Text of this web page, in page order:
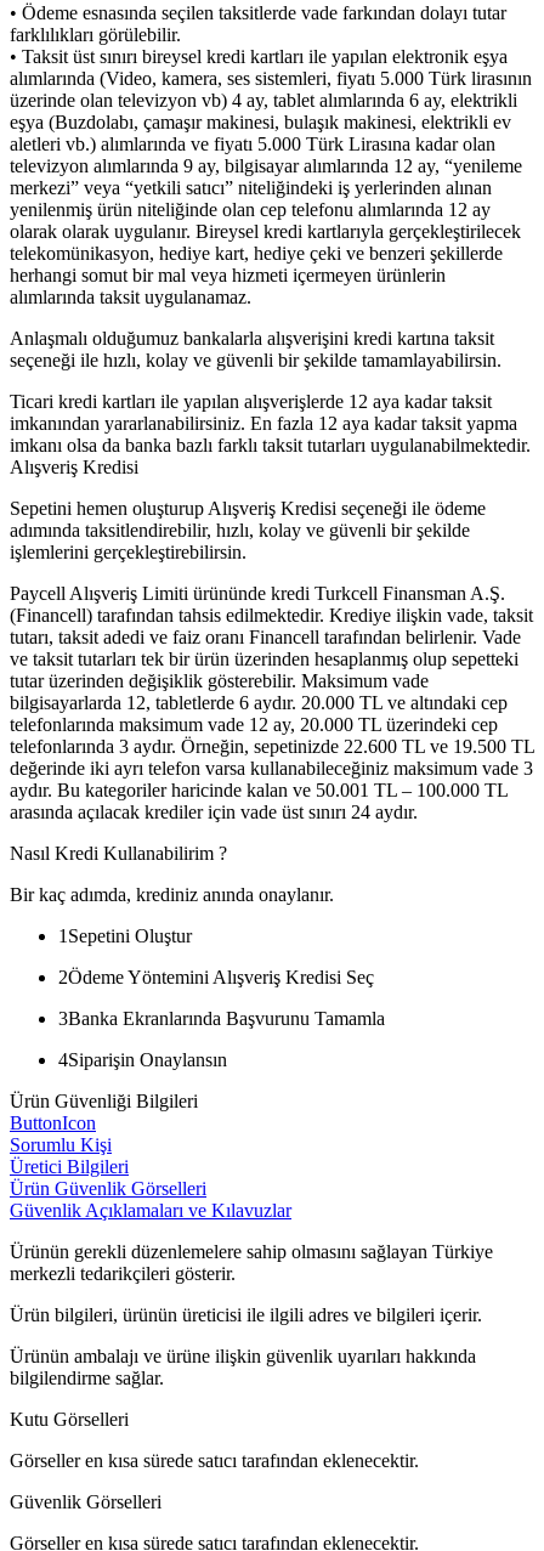
• Ödeme esnasında seçilen taksitlerde vade farkından dolayı tutar
farklılıkları görülebilir.
• Taksit üst sınırı bireysel kredi kartları ile yapılan elektronik eşya
alımlarında (Video, kamera, ses sistemleri, fiyatı 5.000 Türk lirasının
üzerinde olan televizyon vb) 4 ay, tablet alımlarında 6 ay, elektrikli
eşya (Buzdolabı, çamaşır makinesi, bulaşık makinesi, elektrikli ev
aletleri vb.) alımlarında ve fiyatı 5.000 Türk Lirasına kadar olan
televizyon alımlarında 9 ay, bilgisayar alımlarında 12 ay, “yenileme
merkezi” veya “yetkili satıcı” niteliğindeki iş yerlerinden alınan
yenilenmiş ürün niteliğinde olan cep telefonu alımlarında 12 ay
olarak olarak uygulanır. Bireysel kredi kartlarıyla gerçekleştirilecek
telekomünikasyon, hediye kart, hediye çeki ve benzeri şekillerde
herhangi somut bir mal veya hizmeti içermeyen ürünlerin
alımlarında taksit uygulanamaz.
Anlaşmalı olduğumuz bankalarla alışverişini kredi kartına taksit
seçeneği ile hızlı, kolay ve güvenli bir şekilde tamamlayabilirsin.
Ticari kredi kartları ile yapılan alışverişlerde 12 aya kadar taksit
imkanından yararlanabilirsiniz. En fazla 12 aya kadar taksit yapma
imkanı olsa da banka bazlı farklı taksit tutarları uygulanabilmektedir.
Alışveriş Kredisi
Sepetini hemen oluşturup Alışveriş Kredisi seçeneği ile ödeme
adımında taksitlendirebilir, hızlı, kolay ve güvenli bir şekilde
işlemlerini gerçekleştirebilirsin.
Paycell Alışveriş Limiti ürününde kredi Turkcell Finansman A.Ş.
(Financell) tarafından tahsis edilmektedir. Krediye ilişkin vade, taksit
tutarı, taksit adedi ve faiz oranı Financell tarafından belirlenir. Vade
ve taksit tutarları tek bir ürün üzerinden hesaplanmış olup sepetteki
tutar üzerinden değişiklik gösterebilir. Maksimum vade
bilgisayarlarda 12, tabletlerde 6 aydır. 20.000 TL ve altındaki cep
telefonlarında maksimum vade 12 ay, 20.000 TL üzerindeki cep
telefonlarında 3 aydır. Örneğin, sepetinizde 22.600 TL ve 19.500 TL
değerinde iki ayrı telefon varsa kullanabileceğiniz maksimum vade 3
aydır. Bu kategoriler haricinde kalan ve 50.001 TL – 100.000 TL
arasında açılacak krediler için vade üst sınırı 24 aydır.
Nasıl Kredi Kullanabilirim ?
Bir kaç adımda, krediniz anında onaylanır.
1 Sepetini Oluştur
2Ödeme Yöntemini Alışveriş Kredisi Seç
3Banka Ekranlarında Başvurunu Tamamla
4Siparişin Onaylansın
Ürün Güvenliği Bilgileri
ButtonIcon
Sorumlu Kişi
Üretici Bilgileri
Ürün Güvenlik Görselleri
Güvenlik Açıklamaları ve Kılavuzlar
Ürünün gerekli düzenlemelere sahip olmasını sağlayan Türkiye
merkezli tedarikçileri gösterir.
Ürün bilgileri, ürünün üreticisi ile ilgili adres ve bilgileri içerir.
Ürünün ambalajı ve ürüne ilişkin güvenlik uyarıları hakkında
bilgilendirme sağlar.
Kutu Görselleri
Görseller en kısa sürede satıcı tarafından eklenecektir.
Güvenlik Görselleri
Görseller en kısa sürede satıcı tarafından eklenecektir.